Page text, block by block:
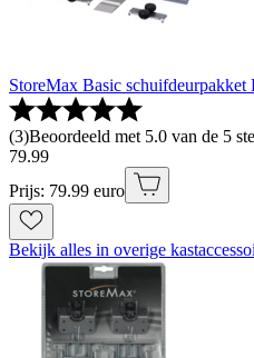
StoreMax Basic
(3)Beoordeeld met 5.0 van de 5
79.99
Prijs: 79.99 euro
Bekijk alles in overige